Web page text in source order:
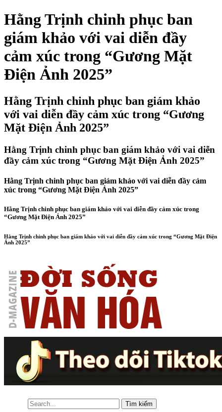
Hằng Trịnh chinh phục ban
giám khảo với vai diễn đầy
cảm xúc trong “Gương Mặt
Điện Ảnh 2025”
Hằng Trịnh chinh phục ban giám khảo
với vai diễn đầy cảm xúc trong “Gương
Mặt Điện Ảnh 2025”
Hằng Trịnh chinh phục ban giám khảo với vai diễn
đầy cảm xúc trong “Gương Mặt Điện Ảnh 2025”
Hằng Trịnh chinh phục ban giám khảo với vai diễn đầy cảm
xúc trong “Gương Mặt Điện Ảnh 2025”
Hằng Trịnh chinh phục ban giám khảo với vai diễn đầy cảm xúc trong
“Gương Mặt Điện Ảnh 2025”
Hằng Trịnh chinh phục ban giám khảo với vai diễn đầy cảm xúc trong “Gương Mặt Điện
Ảnh 2025”